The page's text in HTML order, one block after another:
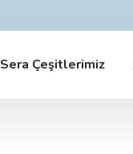
Sera Çeşitlerimiz